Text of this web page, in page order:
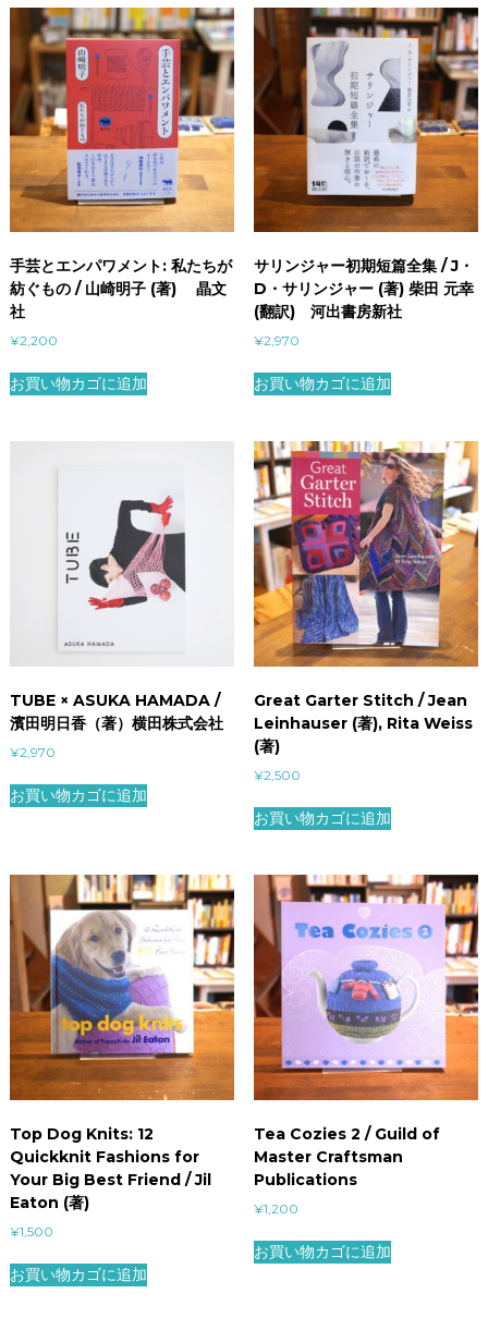
手芸とエンパワメント: 私たちが
紡ぐもの / 山崎明子 (著) 晶文
社
¥2,200
お買い物カゴに追加
サリンジャー初期短篇全集 / J・
D・サリンジャー (著) 柴田 元幸
(翻訳) 河出書房新社
¥2,970
お買い物カゴに追加
TUBE × ASUKA HAMADA /
濱田明日香（著）横田株式会社
¥2,970
お買い物カゴに追加
Great Garter Stitch / Jean
Leinhauser (著), Rita Weiss
(著)
¥2,500
お買い物カゴに追加
Top Dog Knits: 12
Quickknit Fashions for
Your Big Best Friend / Jil
Eaton (著)
¥1,500
お買い物カゴに追加
Tea Cozies 2 / Guild of
Master Craftsman
Publications
¥1,200
お買い物カゴに追加